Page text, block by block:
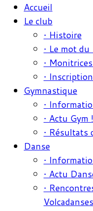
Accueil
Le club
• Histoire
• Le mot
•
•
Gymnastique
•
• Actu Gym !
• Résultats
Danse
•
• Actu
•
Volcadanses